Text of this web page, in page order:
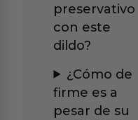
preservativo
con este
dildo?
¿Cómo de
firme es a
pesar de su